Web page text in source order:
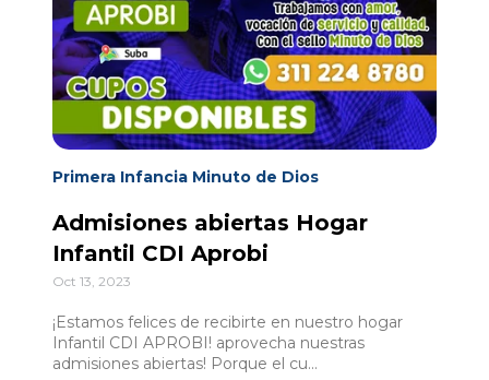
Primera Infancia Minuto de Dios
Admisiones abiertas Hogar
Infantil CDI Aprobi
Oct 13, 2023
¡Estamos felices de recibirte en nuestro hogar
Infantil CDI APROBI! aprovecha nuestras
admisiones abiertas! Porque el cu...